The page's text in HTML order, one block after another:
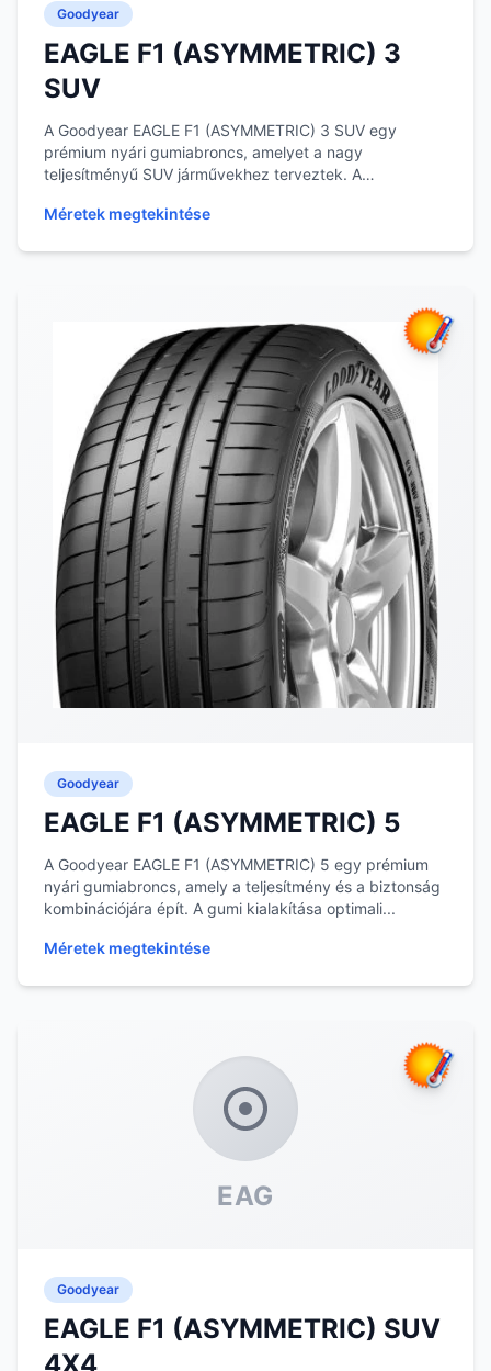
Goodyear
EAGLE F1 (ASYMMETRIC) 3
SUV
A Goodyear EAGLE F1 (ASYMMETRIC) 3 SUV egy
prémium nyári gumiabroncs, amelyet a nagy
teljesítményű SUV járművekhez terveztek. A
Méretek megtekintése
Goodyear
EAGLE F1 (ASYMMETRIC) 5
A Goodyear EAGLE F1 (ASYMMETRIC) 5 egy prémium
nyári gumiabroncs, amely a teljesítmény és a biztonság
kombinációjára épít. A gumi kialakítása optimali...
Méretek megtekintése
EAG
Goodyear
EAGLE F1 (ASYMMETRIC) SUV
4X4